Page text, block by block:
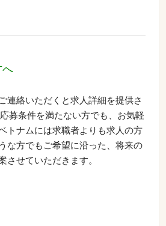
へ
連絡いただくと求人詳細を提供さ
募条件を満たない方でも、お気軽
トナムには求職者よりも求人の方
な方でもご希望に沿った、将来の
させていただきます。